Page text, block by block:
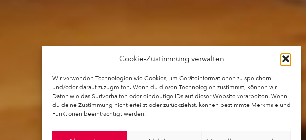
Cookie-Zustimmung verwalten
Wir verwenden Technologien wie Cookies, um Geräteinformationen zu speichern
und/oder darauf zuzugreifen. Wenn du diesen Technologien zustimmst, können wir
Daten wie das Surfverhalten oder eindeutige IDs auf dieser Website verarbeiten. Wenn
du deine Zustimmung nicht erteilst oder zurückziehst, können bestimmte Merkmale und
Funktionen beeinträchtigt werden.